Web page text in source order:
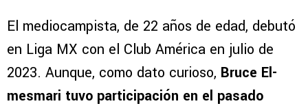
El mediocampista, de 22 años de edad, debutó
en Liga MX con el Club América en julio de
2023. Aunque, como dato curioso, Bruce El-
mesmari tuvo participación en el pasado